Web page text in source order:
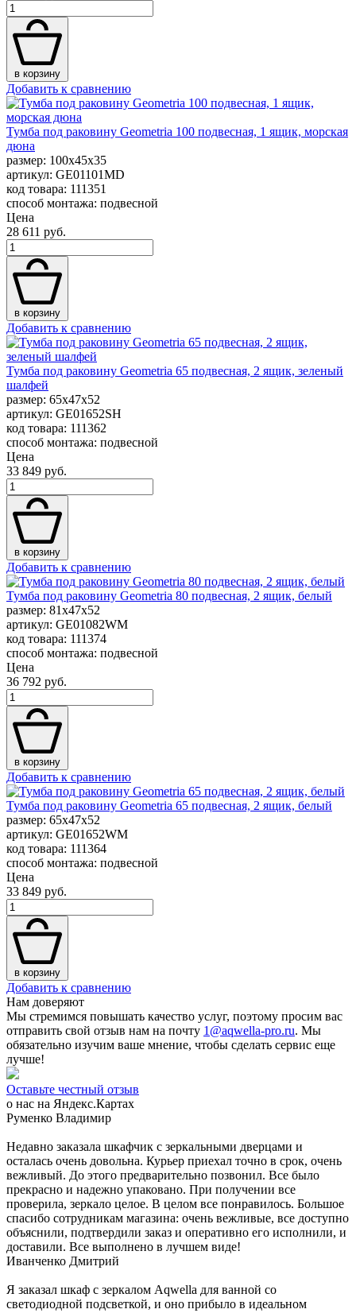
в корзину
Добавить к сравнению
Тумба под раковину Geometria 100 подвесная, 1 ящик, морская
дюна
размер: 100x45x35
артикул: GE01101MD
код товара: 111351
способ монтажа: подвесной
Цена
28 611 руб.
в корзину
Добавить к сравнению
Тумба под раковину Geometria 65 подвесная, 2 ящик, зеленый
шалфей
размер: 65x47x52
артикул: GE01652SH
код товара: 111362
способ монтажа: подвесной
Цена
33 849 руб.
в корзину
Добавить к сравнению
Тумба под раковину Geometria 80 подвесная, 2 ящик, белый
размер: 81x47x52
артикул: GE01082WM
код товара: 111374
способ монтажа: подвесной
Цена
36 792 руб.
в корзину
Добавить к сравнению
Тумба под раковину Geometria 65 подвесная, 2 ящик, белый
размер: 65x47x52
артикул: GE01652WM
код товара: 111364
способ монтажа: подвесной
Цена
33 849 руб.
в корзину
Добавить к сравнению
Нам доверяют
Мы стремимся повышать качество услуг, поэтому просим вас
отправить свой отзыв нам на почту 1@aqwella-pro.ru. Мы
обязательно изучим ваше мнение, чтобы сделать сервис еще
лучше!
Оставьте честный отзыв
о нас на Яндекс.Картах
Руменко Владимир
Недавно заказала шкафчик с зеркальными дверцами и
осталась очень довольна. Курьер приехал точно в срок, очень
вежливый. До этого предварительно позвонил. Все было
прекрасно и надежно упаковано. При получении все
проверила, зеркало целое. В целом все понравилось. Большое
спасибо сотрудникам магазина: очень вежливые, все доступно
объяснили, подтвердили заказ и оперативно его исполнили, и
доставили. Все выполнено в лучшем виде!
Иванченко Дмитрий
Я заказал шкаф с зеркалом Aqwella для ванной со
светодиодной подсветкой, и оно прибыло в идеальном